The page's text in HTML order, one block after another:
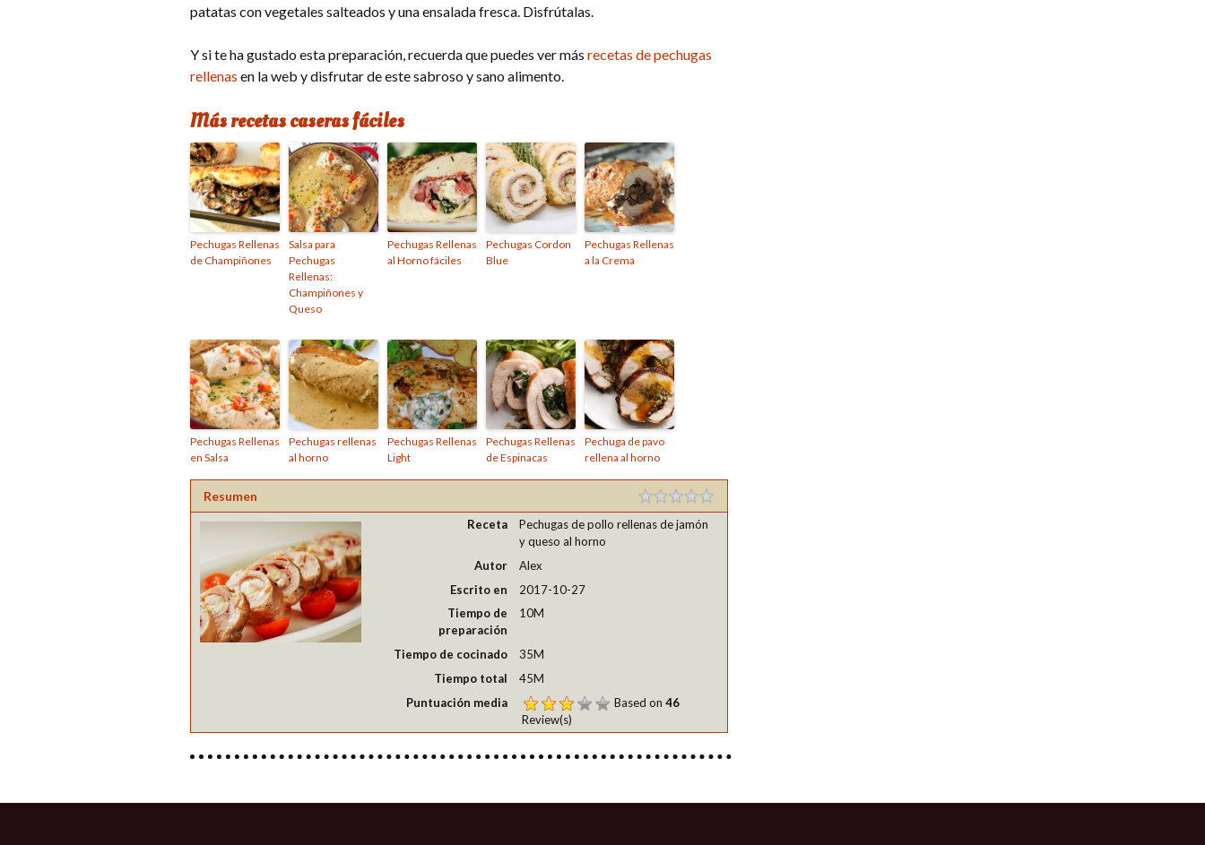
patatas con vegetales salteados y una ensalada fresca. Disfrútalas.
Y si te ha gustado esta preparación, recuerda que puedes ver más recetas de pechugas
rellenas en la web y disfrutar de este sabroso y sano alimento.
Más recetas caseras fáciles
Pechugas Rellenas
de Champiñones
Salsa para
Pechugas
Rellenas:
Champiñones y
Queso
Pechugas Rellenas
al Horno fáciles
Pechugas Cordon
Blue
Pechugas Rellenas
a la Crema
Pechugas Rellenas
en Salsa
Pechugas rellenas
al horno
Pechugas Rellenas
Light
Pechugas Rellenas
de Espinacas
Pechuga de pavo
rellena al horno
Resumen
Receta
Pechugas de pollo rellenas de jamón
y queso al horno
Autor
Alex
Escrito en
2017-10-27
Tiempo de
preparación
10M
Tiempo de cocinado
35M
Tiempo total
45M
Puntuación media
Based on 46
Review(s)